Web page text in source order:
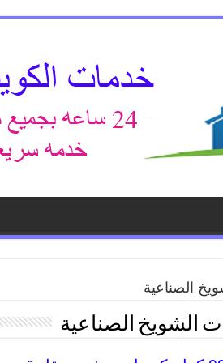
الصناعية
الشويخ الصناعية